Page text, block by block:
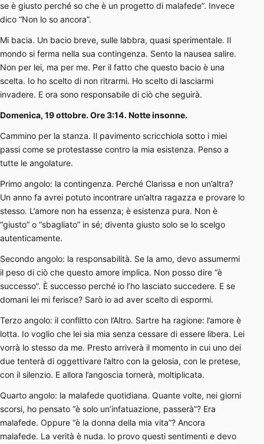
se è giusto perché so che è un progetto di malafede”. Invece
dico “Non lo so ancora”.
Mi bacia. Un bacio breve, sulle labbra, quasi sperimentale. Il
mondo si ferma nella sua contingenza. Sento la nausea salire.
Non per lei, ma per me. Per il fatto che questo bacio è una
scelta. Io ho scelto di non ritrarmi. Ho scelto di lasciarmi
invadere. E ora sono responsabile di ciò che seguirà.
Domenica, 19 ottobre. Ore 3:14. Notte insonne.
Cammino per la stanza. Il pavimento scricchiola sotto i miei
passi come se protestasse contro la mia esistenza. Penso a
tutte le angolature.
Primo angolo: la contingenza. Perché Clarissa e non un’altra?
Un anno fa avrei potuto incontrare un’altra ragazza e provare lo
stesso. L’amore non ha essenza; è esistenza pura. Non è
“giusto” o “sbagliato” in sé; diventa giusto solo se lo scelgo
autenticamente.
Secondo angolo: la responsabilità. Se la amo, devo assumermi
il peso di ciò che questo amore implica. Non posso dire “è
successo”. È successo perché io l’ho lasciato succedere. E se
domani lei mi ferisce? Sarò io ad aver scelto di espormi.
Terzo angolo: il conflitto con l’Altro. Sartre ha ragione: l’amore è
lotta. Io voglio che lei sia mia senza cessare di essere libera. Lei
vorrà lo stesso da me. Presto arriverà il momento in cui uno dei
due tenterà di oggettivare l’altro con la gelosia, con le pretese,
con il silenzio. E allora l’angoscia tornerà, moltiplicata.
Quarto angolo: la malafede quotidiana. Quante volte, nei giorni
scorsi, ho pensato “è solo un’infatuazione, passerà”? Era
malafede. Oppure “è la donna della mia vita”? Ancora
malafede. La verità è nuda. Io provo questi sentimenti e devo